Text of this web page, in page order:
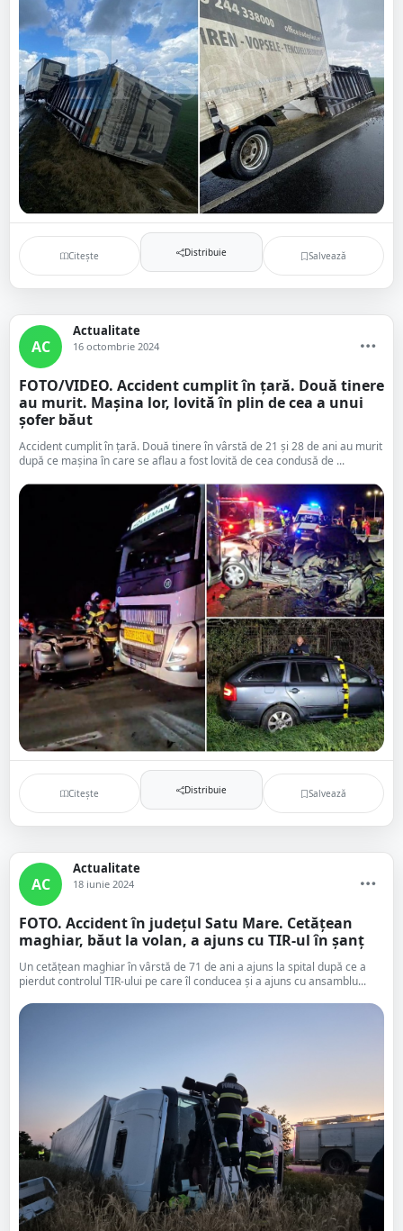
Citește Distribuie Salvează
AC
Actualitate
16 octombrie 2024
FOTO/VIDEO. Accident cumplit în țară. Două tinere
au murit. Mașina lor, lovită în plin de cea a unui
șofer băut
Accident cumplit în țară. Două tinere în vârstă de 21 și 28 de ani au murit
după ce mașina în care se aflau a fost lovită de cea condusă de ...
Citește Distribuie Salvează
AC
Actualitate
18 iunie 2024
FOTO. Accident în județul Satu Mare. Cetățean
maghiar, băut la volan, a ajuns cu TIR-ul în șanț
Un cetățean maghiar în vârstă de 71 de ani a ajuns la spital după ce a
pierdut controlul TIR-ului pe care îl conducea și a ajuns cu ansamblu...